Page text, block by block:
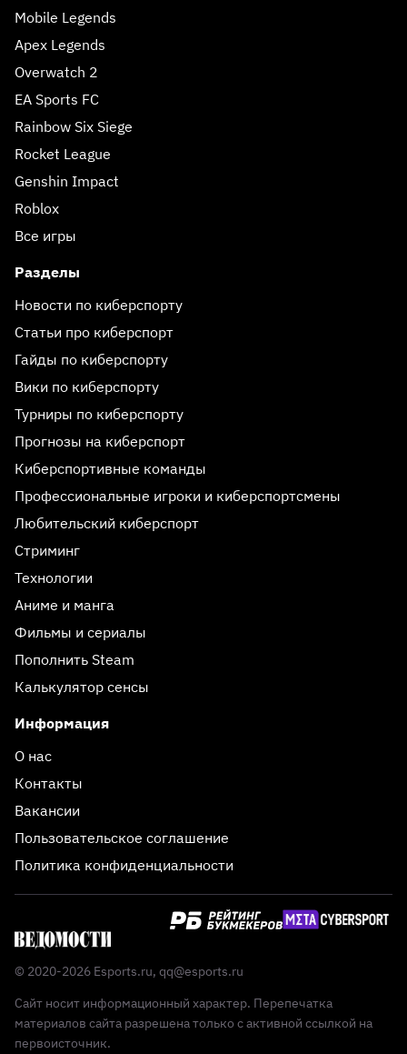
Mobile Legends
Apex Legends
Overwatch 2
EA Sports FC
Rainbow Six Siege
Rocket League
Genshin Impact
Roblox
Все игры
Разделы
Новости по киберспорту
Статьи про киберспорт
Гайды по киберспорту
Вики по киберспорту
Турниры по киберспорту
Прогнозы на киберспорт
Киберспортивные команды
Профессиональные игроки и киберспортсмены
Любительский киберспорт
Стриминг
Технологии
Аниме и манга
Фильмы и сериалы
Пополнить Steam
Калькулятор сенсы
Информация
О нас
Контакты
Вакансии
Пользовательское соглашение
Политика конфиденциальности
© 2020-2026 Esports.ru, qq@esports.ru
Сайт носит информационный характер. Перепечатка
материалов сайта разрешена только с активной ссылкой на
первоисточник.